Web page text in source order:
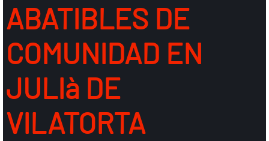
ABATIBLES DE
COMUNIDAD EN
JULIà DE
VILATORTA